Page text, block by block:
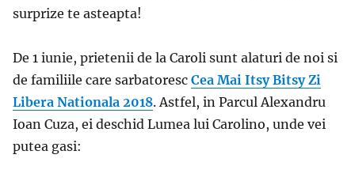
surprize te asteapta!
De 1 iunie, prietenii de la Caroli sunt alaturi de noi si
de familiile care sarbatoresc Cea Mai Itsy Bitsy Zi
Libera Nationala 2018. Astfel, in Parcul Alexandru
Ioan Cuza, ei deschid Lumea lui Carolino, unde vei
putea gasi: